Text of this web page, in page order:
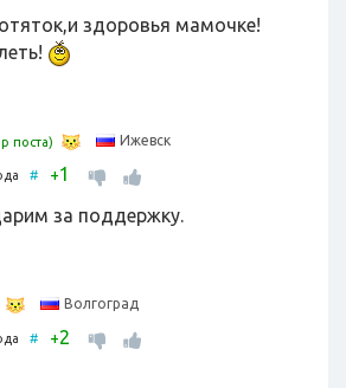
здоровья мамочке!
поста) Ижевск
# +1
за поддержку.
Волгоград
# +2